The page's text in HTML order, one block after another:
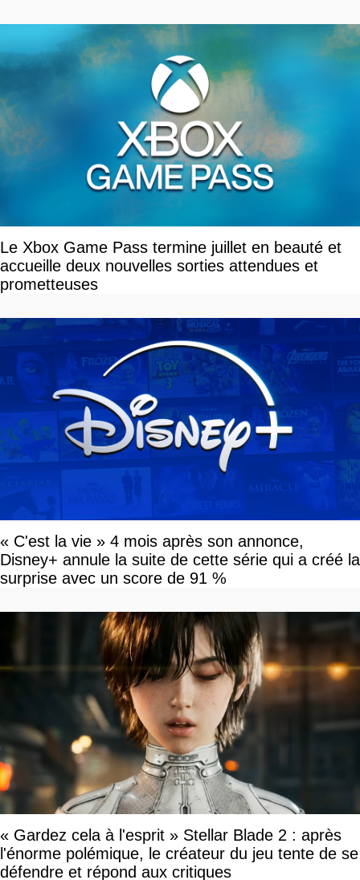
Le Xbox Game Pass termine juillet en beauté et
accueille deux nouvelles sorties attendues et
prometteuses
« C'est la vie » 4 mois après son annonce,
Disney+ annule la suite de cette série qui a créé la
surprise avec un score de 91 %
« Gardez cela à l'esprit » Stellar Blade 2 : après
l'énorme polémique, le créateur du jeu tente de se
défendre et répond aux critiques